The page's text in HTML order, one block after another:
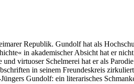
Republik. Gundolf hat als
in akademischer Absicht hat er
virtuoser Schelmerei hat er als
in seinem Freundeskreis
Gundolf: ein literarisches